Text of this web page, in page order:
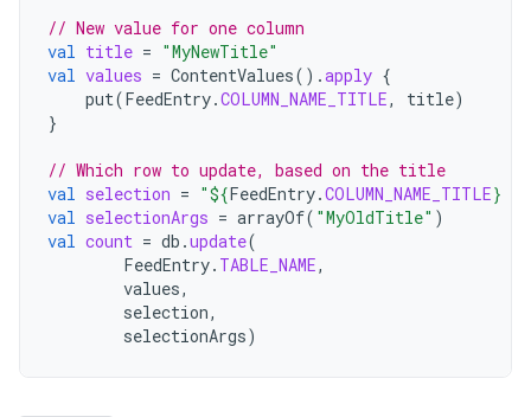
// New value for one column
val title = "MyNewTitle"
val values = ContentValues().apply {
put(FeedEntry.COLUMN_NAME_TITLE, title)
}
// Which row to update, based on the title
val selection = "${FeedEntry.COLUMN_NAME_TITLE}
val selectionArgs = arrayOf( "MyOldTitle" )
val count = db .update(
FeedEntry. TABLE_NAME,
values,
selection,
selectionArgs)